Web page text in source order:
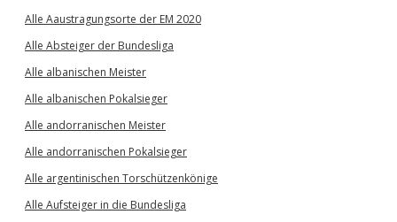
Alle Aaustragungsorte der EM 2020
Alle Absteiger der Bundesliga
Alle albanischen Meister
Alle albanischen Pokalsieger
Alle andorranischen Meister
Alle andorranischen Pokalsieger
Alle argentinischen Torschützenkönige
Alle Aufsteiger in die Bundesliga